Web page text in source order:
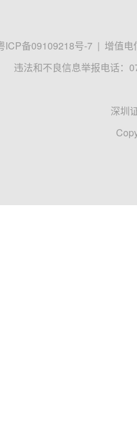
ICP备09109218号-7 | 增值电
违法和不良信息举报电话：
深圳